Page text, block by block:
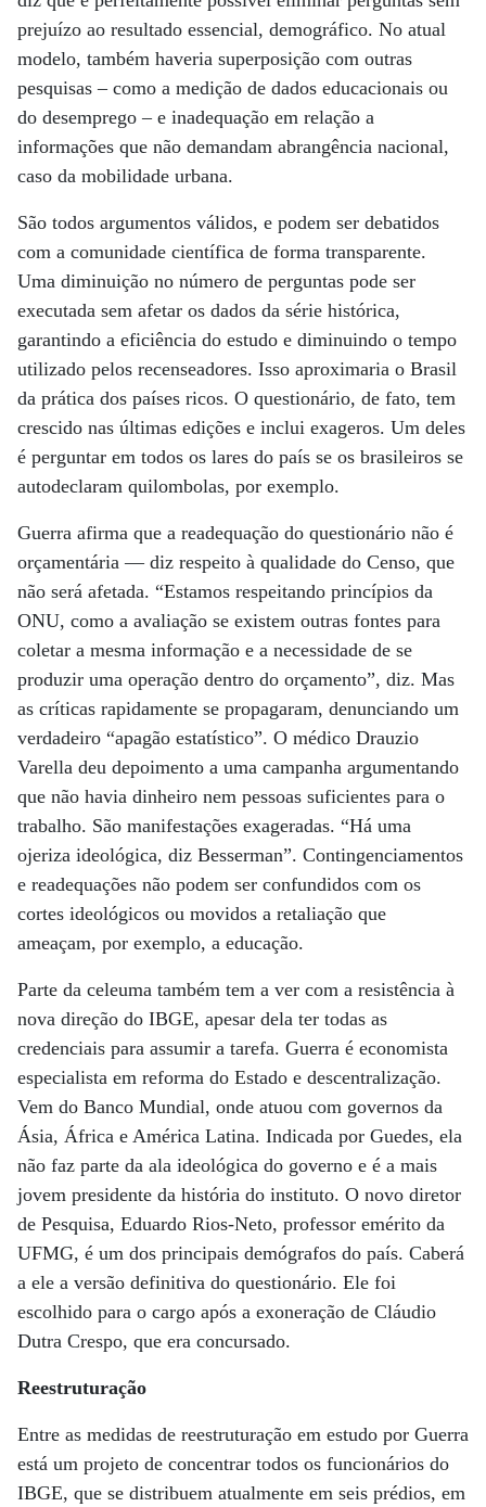
prejuízo ao resultado essencial, demográfico. No atual
modelo, também haveria superposição com outras
pesquisas – como a medição de dados educacionais ou
do desemprego – e inadequação em relação a
informações que não demandam abrangência nacional,
caso da mobilidade urbana.
São todos argumentos válidos, e podem ser debatidos
com a comunidade científica de forma transparente.
Uma diminuição no número de perguntas pode ser
executada sem afetar os dados da série histórica,
garantindo a eficiência do estudo e diminuindo o tempo
utilizado pelos recenseadores. Isso aproximaria o Brasil
da prática dos países ricos. O questionário, de fato, tem
crescido nas últimas edições e inclui exageros. Um deles
é perguntar em todos os lares do país se os brasileiros se
autodeclaram quilombolas, por exemplo.
Guerra afirma que a readequação do questionário não é
orçamentária — diz respeito à qualidade do Censo, que
não será afetada. “Estamos respeitando princípios da
ONU, como a avaliação se existem outras fontes para
coletar a mesma informação e a necessidade de se
produzir uma operação dentro do orçamento”, diz. Mas
as críticas rapidamente se propagaram, denunciando um
verdadeiro “apagão estatístico”. O médico Drauzio
Varella deu depoimento a uma campanha argumentando
que não havia dinheiro nem pessoas suficientes para o
trabalho. São manifestações exageradas. “Há uma
ojeriza ideológica, diz Besserman”. Contingenciamentos
e readequações não podem ser confundidos com os
cortes ideológicos ou movidos a retaliação que
ameaçam, por exemplo, a educação.
Parte da celeuma também tem a ver com a resistência à
nova direção do IBGE, apesar dela ter todas as
credenciais para assumir a tarefa. Guerra é economista
especialista em reforma do Estado e descentralização.
Vem do Banco Mundial, onde atuou com governos da
Ásia, África e América Latina. Indicada por Guedes, ela
não faz parte da ala ideológica do governo e é a mais
jovem presidente da história do instituto. O novo diretor
de Pesquisa, Eduardo Rios-Neto, professor emérito da
UFMG, é um dos principais demógrafos do país. Caberá
a ele a versão definitiva do questionário. Ele foi
escolhido para o cargo após a exoneração de Cláudio
Dutra Crespo, que era concursado.
Reestruturação
Entre as medidas de reestruturação em estudo por Guerra
está um projeto de concentrar todos os funcionários do
IBGE, que se distribuem atualmente em seis prédios, em